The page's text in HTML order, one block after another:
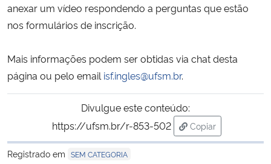
anexar um vídeo respondendo a perguntas que estão
nos formulários de inscrição.
Mais informações podem ser obtidas via chat desta
página ou pelo email isf.ingles@ufsm.br.
Divulgue este conteúdo:
https://ufsm.br/r-853-502
Copiar
para área de
Registrado em SEM CATEGORIA